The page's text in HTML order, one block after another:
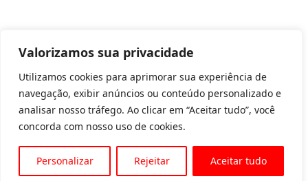
Valorizamos sua privacidade
Utilizamos cookies para aprimorar sua experiência de
navegação, exibir anúncios ou conteúdo personalizado e
analisar nosso tráfego. Ao clicar em “Aceitar tudo”, você
concorda com nosso uso de cookies.
Personalizar Rejeitar Aceitar tudo